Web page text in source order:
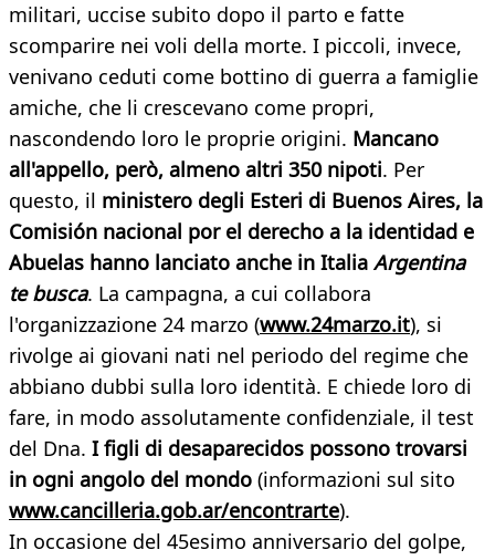
militari, uccise subito dopo il parto e fatte
scomparire nei voli della morte. I piccoli, invece,
venivano ceduti come bottino di guerra a famiglie
amiche, che li crescevano come propri,
nascondendo loro le proprie origini. Mancano
all'appello, però, almeno altri 350 nipoti. Per
questo, il ministero degli Esteri di Buenos Aires, la
Comisión nacional por el derecho a la identidad e
Abuelas hanno lanciato anche in Italia Argentina
te busca. La campagna, a cui collabora
l'organizzazione 24 marzo (www.24marzo.it), si
rivolge ai giovani nati nel periodo del regime che
abbiano dubbi sulla loro identità. E chiede loro di
fare, in modo assolutamente confidenziale, il test
del Dna. I figli di desaparecidos possono trovarsi
in ogni angolo del mondo (informazioni sul sito
www.cancilleria.gob.ar/encontrarte).
In occasione del 45esimo anniversario del golpe,